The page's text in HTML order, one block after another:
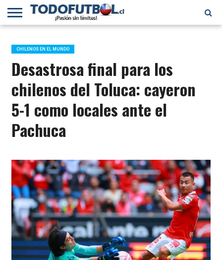
PRIMERA
B
SELECCIÓN
CHILENA
CHILENOS
EN EL
MUNDO
FÚTBOL
INTERNACIONAL
CHILENOS EN EL MUNDO
Desastrosa final para los
chilenos del Toluca: cayeron
5-1 como locales ante el
Pachuca